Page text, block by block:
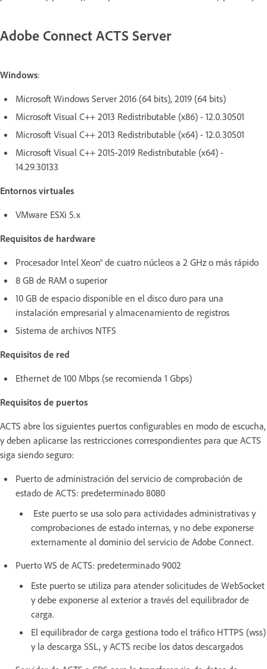
Adobe Connect ACTS Server
Windows:
Microsoft Windows Server 2016 (64 bits), 2019 (64 bits)
Microsoft Visual C++ 2013 Redistributable (x86) - 12.0.30501
Microsoft Visual C++ 2013 Redistributable (x64) - 12.0.30501
Microsoft Visual C++ 2015-2019 Redistributable (x64) -
14.29.30133
Entornos virtuales
VMware ESXi 5.x
Requisitos de hardware
Procesador Intel Xeon® de cuatro núcleos a 2 GHz o más rápido
8 GB de RAM o superior
10 GB de espacio disponible en el disco duro para una
instalación empresarial y almacenamiento de registros
Sistema de archivos NTFS
Requisitos de red
Ethernet de 100 Mbps (se recomienda 1 Gbps)
Requisitos de puertos
ACTS abre los siguientes puertos configurables en modo de escucha,
y deben aplicarse las restricciones correspondientes para que ACTS
siga siendo seguro:
Puerto de administración del servicio de comprobación de
estado de ACTS: predeterminado 8080
Este puerto se usa solo para actividades administrativas y
comprobaciones de estado internas, y no debe exponerse
externamente al dominio del servicio de Adobe Connect.
Puerto WS de ACTS: predeterminado 9002
Este puerto se utiliza para atender solicitudes de WebSocket
y debe exponerse al exterior a través del equilibrador de
carga.
El equilibrador de carga gestiona todo el tráfico HTTPS (wss)
y la descarga SSL, y ACTS recibe los datos descargados